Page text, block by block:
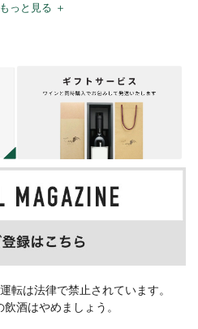
っと見る ＋
転は法律で禁止されています。
酒はやめましょう。